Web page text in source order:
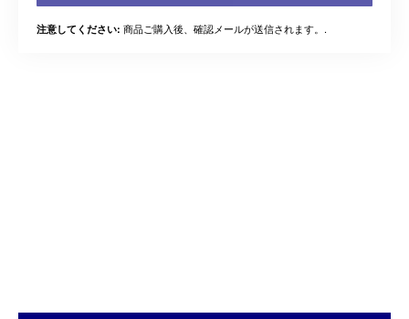
注意してください: 商品ご購入後、確認メールが送信されます。.